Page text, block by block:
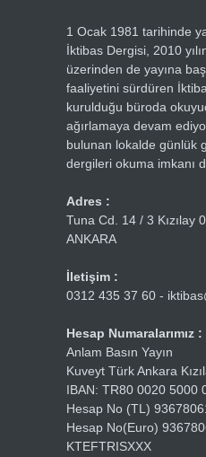
1 Ocak 1981 tarihinde
İktibas Dergisi, 2010
üzerinden de yayına
faaliyetini sürdüren
kurulduğu büroda
ağırlamaya devam
bulunan lokalde günlük
dergileri okuma imkanı
Adres :
Tuna Cd. 14 / 3 Kızılay
ANKARA
İletişim :
0312 435 37 60 -
Hesap Numaralarımız :
Anlam Basın Yayın
Kuveyt Türk Ankara
IBAN: TR80 0020 5000
Hesap No (TL)
Hesap No(Euro)
KTEFTRISXXX